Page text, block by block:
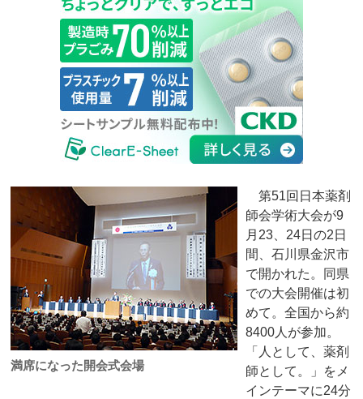
満席になった開会式会場
第51回日本薬剤
師会学術大会が9
月23、24日の2日
間、石川県金沢市
で開かれた。同県
での大会開催は初
めて。全国から約
8400人が参加。
「人として、薬剤
師として。」をメ
インテーマに24分